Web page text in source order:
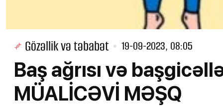
Gözəllik və təbabət 19-09-2023, 08:05
Baş ağrısı və
MÜALİCƏVİ MƏŞQ